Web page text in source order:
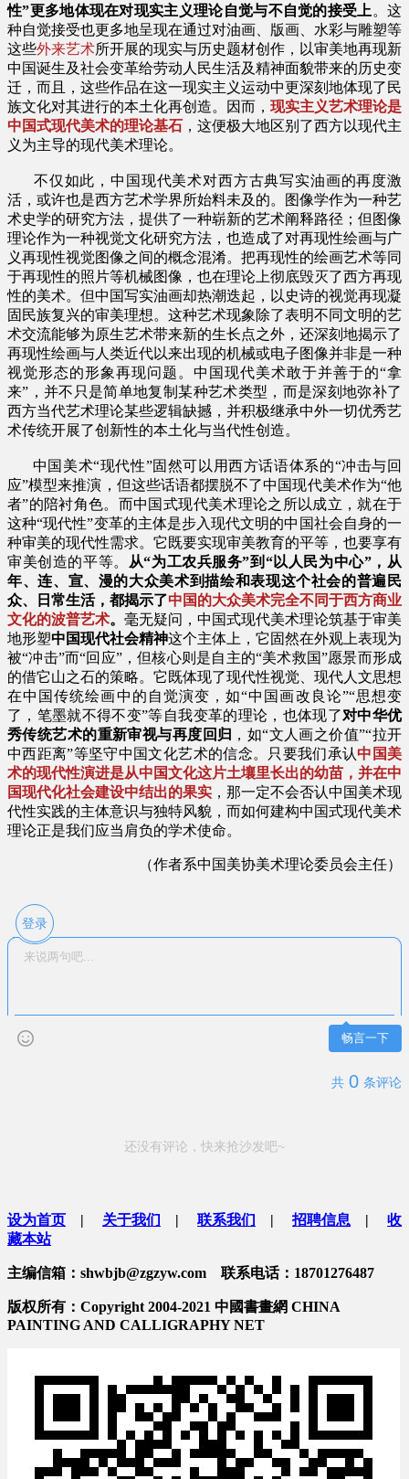
性”更多地体现在对现实主义理论自觉与不自觉的接受上 。这
种自觉接受也更多地呈现在通过对油画、版画、水彩与雕塑等
这些外来艺术所开展的现实与历史题材创作，以审美地再现新
中国诞生及社会变革给劳动人民生活及精神面貌带来的历史变
迁，而且，这些作品在这一现实主义运动中更深刻地体现了民
族文化对其进行的本土化再创造。因而， 现实主义艺术理论是
中国式现代美术的理论基石 ，这便极大地区别了西方以现代主
义为主导的现代美术理论。
不仅如此，中国现代美术对西方古典写实油画的再度激
活，或许也是西方艺术学界所始料未及的。图像学作为一种艺
术史学的研究方法，提供了一种崭新的艺术阐释路径；但图像
理论作为一种视觉文化研究方法，也造成了对再现性绘画与广
义再现性视觉图像之间的概念混淆。把再现性的绘画艺术等同
于再现性的照片等机械图像，也在理论上彻底毁灭了西方再现
性的美术。但中国写实油画却热潮迭起，以史诗的视觉再现凝
固民族复兴的审美理想。这种艺术现象除了表明不同文明的艺
术交流能够为原生艺术带来新的生长点之外，还深刻地揭示了
再现性绘画与人类近代以来出现的机械或电子图像并非是一种
视觉形态的形象再现问题。中国现代美术敢于并善于的“拿
来”，并不只是简单地复制某种艺术类型，而是深刻地弥补了
西方当代艺术理论某些逻辑缺撼，并积极继承中外一切优秀艺
术传统开展了创新性的本土化与当代性创造。
中国美术“现代性”固然可以用西方话语体系的“冲击与回
应”模型来推演，但这些话语都摆脱不了中国现代美术作为“他
者”的陪衬角色。而中国式现代美术理论之所以成立，就在于
这种“现代性”变革的主体是步入现代文明的中国社会自身的一
种审美的现代性需求。它既要实现审美教育的平等，也要享有
审美创造的平等。
从“为工农兵服务”到“以人民为中心”，从
年、连、宣、漫的大众美术到描绘和表现这个社会的普遍民
众、日常生活，都揭示了中国的大众美术完全不同于西方商业
文化的波普艺术。 毫无疑问，中国式现代美术理论筑基于审美
地形塑中国现代社会精神这个主体上，它固然在外观上表现为
被“冲击”而“回应”，但核心则是自主的“美术救国”愿景而形成
的借它山之石的策略。它既体现了现代性视觉、现代人文思想
在中国传统绘画中的自觉演变，如“中国画改良论”“思想变
了，笔墨就不得不变”等自我变革的理论，也体现了对中华优
秀传统艺术的重新审视与再度回归 ，如“文人画之价值”“拉开
中西距离”等坚守中国文化艺术的信念。只要我们承认中国美
术的现代性演进是从中国文化这片土壤里长出的幼苗，并在中
国现代化社会建设中结出的果实 ，那一定不会否认中国美术现
代性实践的主体意识与独特风貌，而如何建构中国式现代美术
理论正是我们应当肩负的学术使命。
（作者系中国美协美术理论委员会主任）
登录
畅言一下
共 0 条评论
还没有评论，快来抢沙发吧~
设为首页 | 关于我们 | 联系我们 | 招聘信息 | 收
藏本站
主编信箱：shwbjb@zgzyw.com 联系电话：18701276487
版权所有：Copyright 2004-2021 中國書畫網 CHINA
PAINTING AND CALLIGRAPHY NET